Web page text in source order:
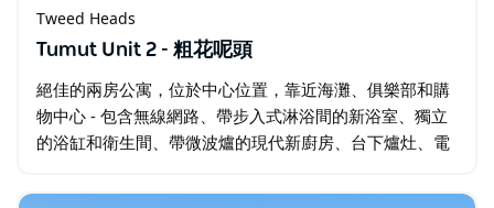
Tweed Heads
Tumut Unit 2 - 粗花呢頭
絕佳的兩房公寓，位於中心位置，靠近海灘、俱樂部和購
物中心 - 包含無線網路、帶步入式淋浴間的新浴室、獨立
的浴缸和衛生間、帶微波爐的現代新廚房、台下爐灶、電
室均配有空調。